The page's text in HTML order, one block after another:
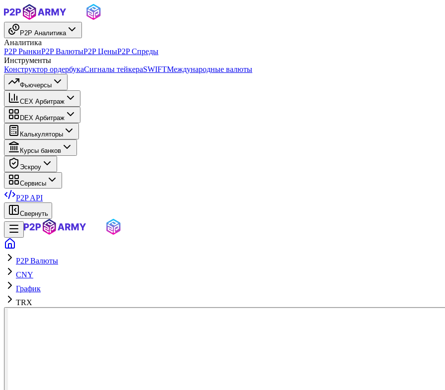
P2P Аналитика
Аналитика
P2P РынкиP2P ВалютыP2P ЦеныP2P Спреды
Инструменты
Конструктор ордербукаСигналы тейкераSWIFTМеждународные валюты
Фьючерсы
CEX Арбитраж
DEX Арбитраж
Калькуляторы
Курсы банков
Эскроу
Сервисы
P2P API
Свернуть
P2P Валюты
CNY
График
TRX